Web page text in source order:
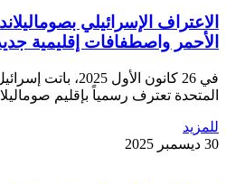
الاعتراف الإسرائيلي
الأحمر واصطفافات إقليمية
في 26 كانون الأول
المتحدة تعترف رسمياً بإقليم
للمزيد
30 ديسمبر 2025